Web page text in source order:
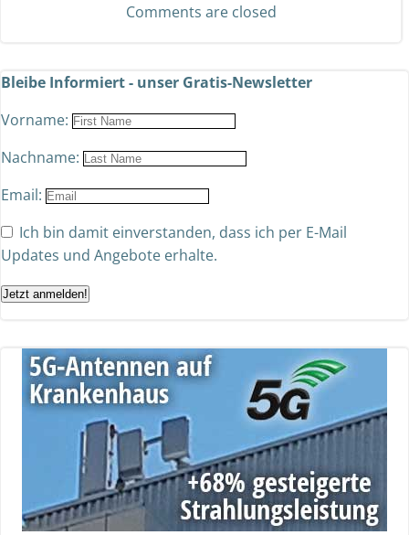
Comments are closed
Bleibe Informiert - unser Gratis-Newsletter
Vorname:
Nachname:
Email:
Ich bin damit einverstanden, dass ich per E-Mail
Updates und Angebote erhalte.
Jetzt anmelden!